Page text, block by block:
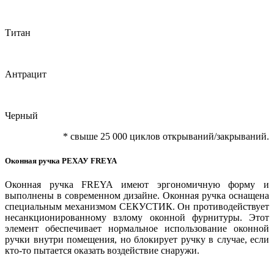
Титан
Антрацит
Черный
* cвыше 25 000 циклов открываний/закрываний.
Оконная ручка РЕХАУ FREYA
Оконная ручка FREYA имеют эргономичную форму и
выполнены в современном дизайне. Оконная ручка оснащена
специальным механизмом СЕКУСТИК. Он противодействует
несанкционированному взлому оконной фурнитуры. Этот
элемент обеспечивает нормальное использование оконной
ручки внутри помещения, но блокирует ручку в случае, если
кто-то пытается оказать воздействие снаружи.